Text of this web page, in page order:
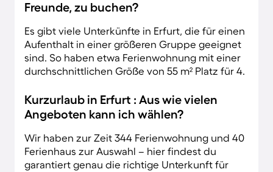
Freunde, zu buchen?
Es gibt viele Unterkünfte in Erfurt, die für einen
Aufenthalt in einer größeren Gruppe geeignet
sind. So haben etwa Ferienwohnung mit einer
durchschnittlichen Größe von 55 m² Platz für 4.
Kurzurlaub in Erfurt : Aus wie vielen
Angeboten kann ich wählen?
Wir haben zur Zeit 344 Ferienwohnung und 40
Ferienhaus zur Auswahl – hier findest du
garantiert genau die richtige Unterkunft für